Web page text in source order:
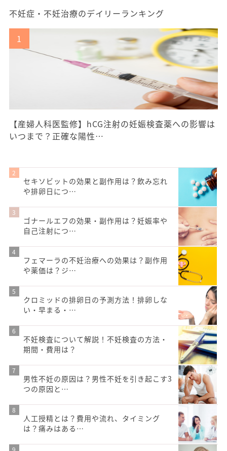
不妊症・不妊治療のデイリーランキング
【産婦人科医監修】hCG注射の妊娠検査薬への影響は
いつまで？正確な陽性…
セキソビットの効果と副作用は？飲み忘れ
や排卵日につ…
ゴナールエフの効果・副作用は？妊娠率や
自己注射につ…
フェマーラの不妊治療への効果は？副作用
や薬価は？ジ…
クロミッドの排卵日の予測方法！排卵しな
い・早まる・…
不妊検査について解説！不妊検査の方法・
期間・費用は？
男性不妊の原因は？男性不妊を引き起こす3
つの原因と…
人工授精とは？費用や流れ、タイミング
は？痛みはある…